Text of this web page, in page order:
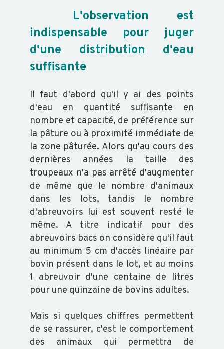
EQUIN
VOLAILLE
POISSON
ABEILLE
TRANSFORMATION
ACTUALITÉS
RAPPORT
D'ACTIVITÉ
GDS
INFO
ORGANISATION
L'observation est
indispensable pour juger
d'une distribution d'eau
suffisante
Il faut d'abord qu'il y ai des points
d'eau en quantité suffisante en
nombre et capacité, de préférence sur
la pâture ou à proximité immédiate de
la zone pâturée. Alors qu'au cours des
dernières années la taille des
troupeaux n'a pas arrêté d'augmenter
de même que le nombre d'animaux
dans les lots, tandis le nombre
d'abreuvoirs lui est souvent resté le
même. A titre indicatif pour des
abreuvoirs bacs on considère qu'il faut
au minimum 5 cm d'accès linéaire par
bovin présent dans le lot, et au moins
1 abreuvoir d'une centaine de litres
pour une quinzaine de bovins adultes.
Mais si quelques chiffres permettent
de se rassurer, c'est le comportement
des animaux qui permettra de